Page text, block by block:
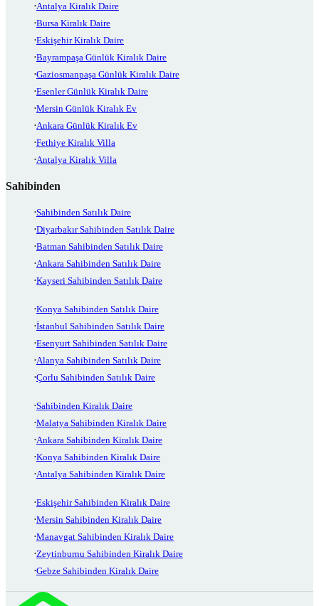
Antalya Kiralık Daire
Bursa Kiralık Daire
Eskişehir Kiralık Daire
Bayrampaşa Günlük Kiralık Daire
Gaziosmanpaşa Günlük Kiralık Daire
Esenler Günlük Kiralık Daire
Mersin Günlük Kiralık Ev
Ankara Günlük Kiralık Ev
Fethiye Kiralık Villa
Antalya Kiralık Villa
Sahibinden
Sahibinden Satılık Daire
Diyarbakır Sahibinden Satılık Daire
Batman Sahibinden Satılık Daire
Ankara Sahibinden Satılık Daire
Kayseri Sahibinden Satılık Daire
Konya Sahibinden Satılık Daire
İstanbul Sahibinden Satılık Daire
Esenyurt Sahibinden Satılık Daire
Alanya Sahibinden Satılık Daire
Çorlu Sahibinden Satılık Daire
Sahibinden Kiralık Daire
Malatya Sahibinden Kiralık Daire
Ankara Sahibinden Kiralık Daire
Konya Sahibinden Kiralık Daire
Antalya Sahibinden Kiralık Daire
Eskişehir Sahibinden Kiralık Daire
Mersin Sahibinden Kiralık Daire
Manavgat Sahibinden Kiralık Daire
Zeytinburnu Sahibinden Kiralık Daire
Gebze Sahibinden Kiralık Daire